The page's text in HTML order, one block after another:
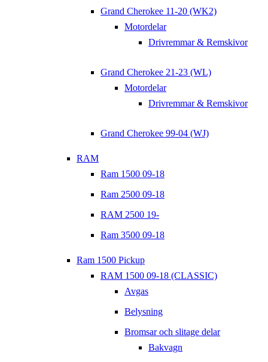
Grand Cherokee 11-20 (WK2)
Motordelar
Drivremmar & Remskivor
Grand Cherokee 21-23 (WL)
Motordelar
Drivremmar & Remskivor
Grand Cherokee 99-04 (WJ)
RAM
Ram 1500 09-18
Ram 2500 09-18
RAM 2500 19-
Ram 3500 09-18
Ram 1500 Pickup
RAM 1500 09-18 (CLASSIC)
Avgas
Belysning
Bromsar och slitage delar
Bakvagn